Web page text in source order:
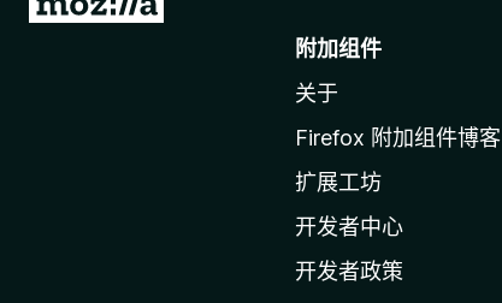
附加组件
关于
Firefox 附加组件博客
扩展工坊
开发者中心
开发者政策